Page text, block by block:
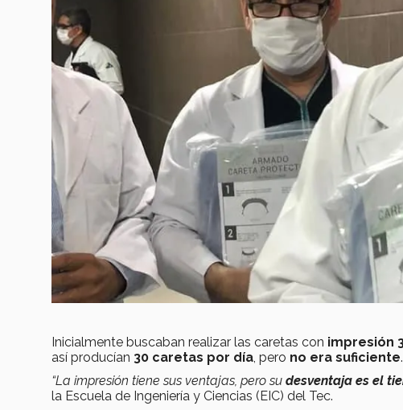
Inicialmente buscaban realizar las caretas con impresión
así producían 30 caretas por día , pero no era suficiente.
“La impresión tiene sus ventajas, pero su desventaja es el
la Escuela de Ingeniería y Ciencias (EIC) del Tec.